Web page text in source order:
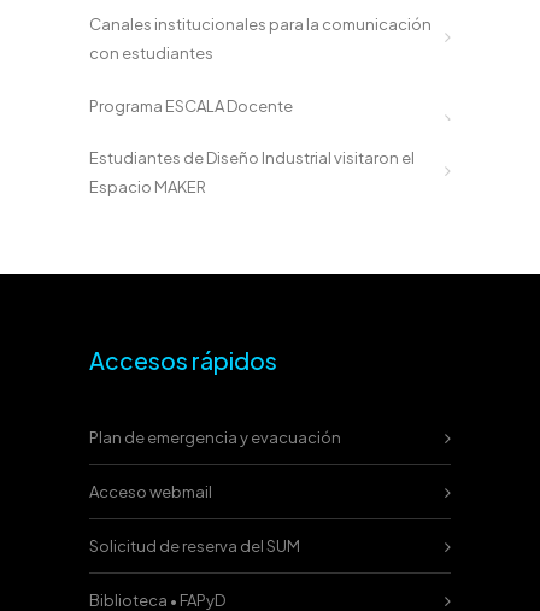
Canales institucionales para la comunicación
con estudiantes
Programa ESCALA Docente
Estudiantes de Diseño Industrial visitaron el
Espacio MAKER
Accesos rápidos
Plan de emergencia y evacuación
Acceso webmail
Solicitud de reserva del SUM
Biblioteca • FAPyD